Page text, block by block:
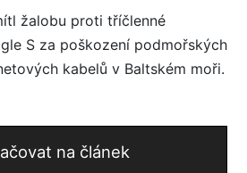
žalobu proti tříčlenné
S za poškození podmořských
kabelů v Baltském moři.
na článek